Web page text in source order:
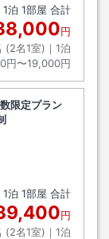
1泊 1部屋 合計
円
(2名1室)｜ 1泊
円〜19,000円
限定プラン
1泊 1部屋 合計
円
(2名1室)｜ 1泊